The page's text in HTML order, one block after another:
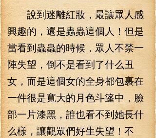
說到迷離紅妝，最讓眾人感
興趣的，還是蟲蟲這個人！但是
當看到蟲蟲的時候，眾人不禁一
陣失望，倒不是看到了什么丑
女，而是這個女的全身都包裹在
一件很是寬大的月色斗篷中，臉
部一片漆黑，誰也看不到她長什
么樣，讓觀眾們好生失望！不